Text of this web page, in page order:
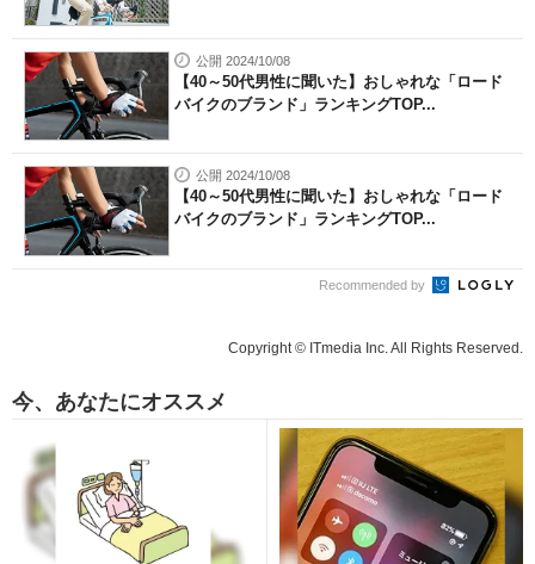
公開 2024/10/08
【40～50代男性に聞いた】おしゃれな「ロード
バイクのブランド」ランキングTOP...
公開 2024/10/08
【40～50代男性に聞いた】おしゃれな「ロード
バイクのブランド」ランキングTOP...
Recommended by
Copyright © ITmedia Inc. All Rights Reserved.
今、あなたにオススメ